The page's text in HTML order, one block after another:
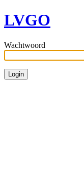
LVGO
Wachtwoord